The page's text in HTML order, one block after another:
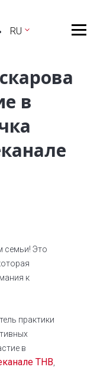
RU
в
семьи! Это
к
практики
в
ТНВ